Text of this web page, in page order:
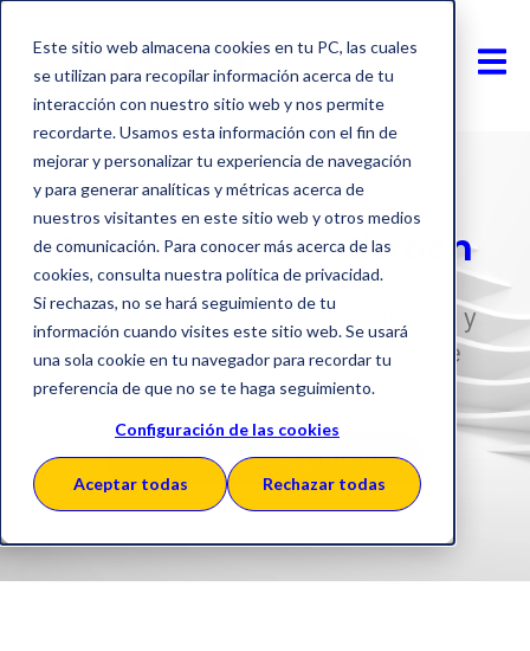
Este sitio web almacena cookies en tu PC, las cuales
se utilizan para recopilar información acerca de tu
interacción con nuestro sitio web y nos permite
recordarte. Usamos esta información con el fin de
mejorar y personalizar tu experiencia de navegación
y para generar analíticas y métricas acerca de
nuestros visitantes en este sitio web y otros medios
de comunicación. Para conocer más acerca de las
cookies, consulta nuestra política de privacidad.
Si rechazas, no se hará seguimiento de tu
información cuando visites este sitio web. Se usará
una sola cookie en tu navegador para recordar tu
preferencia de que no se te haga seguimiento.
Configuración de las cookies
Aceptar todas Rechazar todas
Conéctate con Citroen
Solicita tu conexión con Citroen y
todas aquellas empresas que te
interesen
Conéctate con Citroen